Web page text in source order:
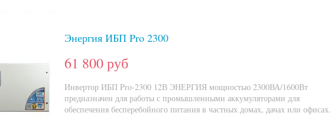
Энергия ИБП Pro 2300
61 800 руб
Инвертор ИБП Pro-2300 12В ЭНЕРГИЯ мощностью 2300ВА/1600Вт
предназначен для работы с промышленными аккумуляторами для
обеспечения бесперебойного питания в частных домах, дачах или офисах.